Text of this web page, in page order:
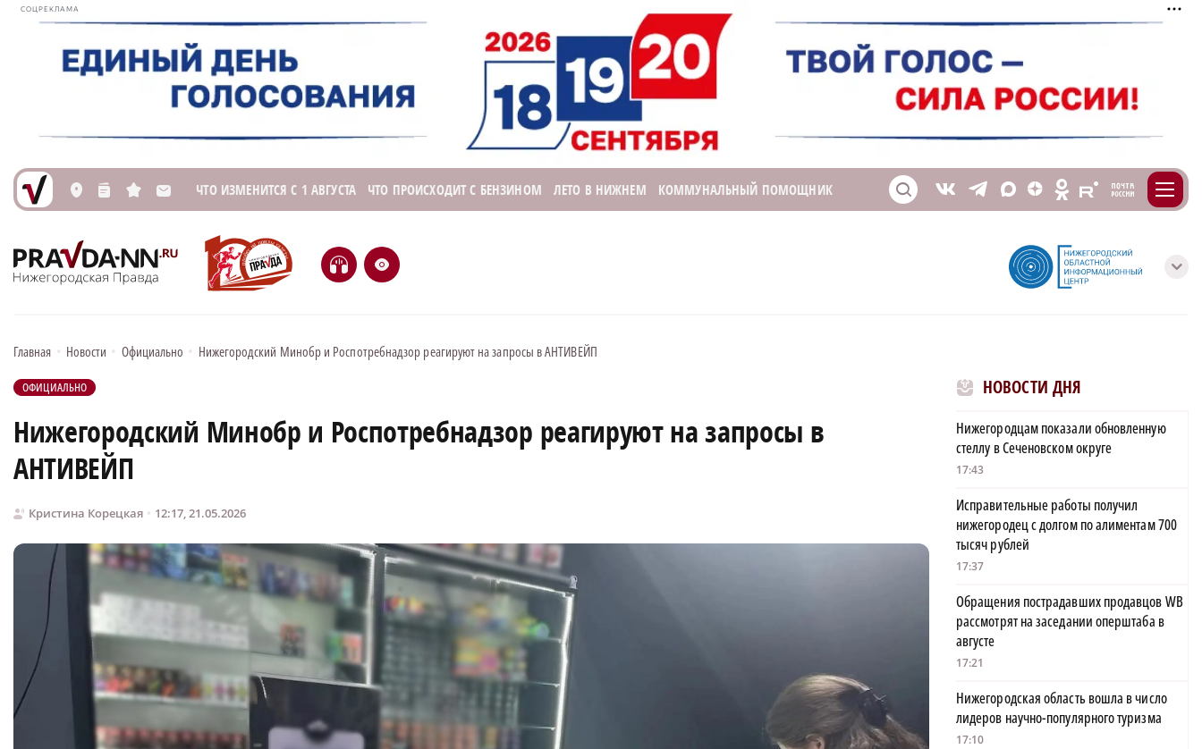
СОЦРЕКЛАМА
L n s M ЧТО ИЗМЕНИТСЯ С 1 АВГУСТА ЧТО ПРОИСХОДИТ С БЕНЗИНОМ ЛЕТО В НИЖНЕМ КОММУНАЛЬНЫЙ ПОМОЩНИК S V T X Z O E m
H e с
Главная • Новости • Официально • Нижегородский Минобр и Роспотребнадзор реагируют на запросы в АНТИВЕЙП
ОФИЦИАЛЬНО
Нижегородский Минобр и Роспотребнадзор реагируют на запросы в
АНТИВЕЙП
Кристина Корецкая 12:17, 21.05.2026
НОВОСТИ ДНЯ
Нижегородцам показали обновленную
стеллу в Сеченовском округе
17:43
Исправительные работы получил
нижегородец с долгом по алиментам 700
тысяч рублей
17:37
Обращения пострадавших продавцов WB
рассмотрят на заседании оперштаба в
августе
17:21
Нижегородская область вошла в число
лидеров научно-популярного туризма
17:10